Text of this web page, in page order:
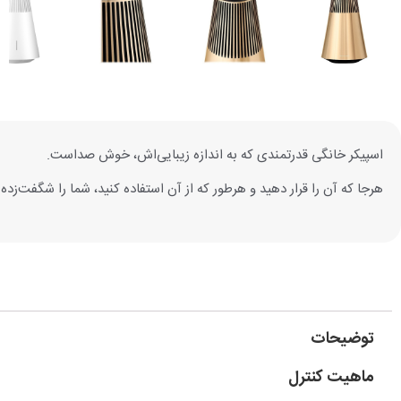
اسپیکر خانگی قدرتمندی که به اندازه زیبایی‌اش، خوش صداست.
هرجا که آن را قرار دهید و هرطور که از آن استفاده کنید، شما را
توضیحات
ماهیت کنترل